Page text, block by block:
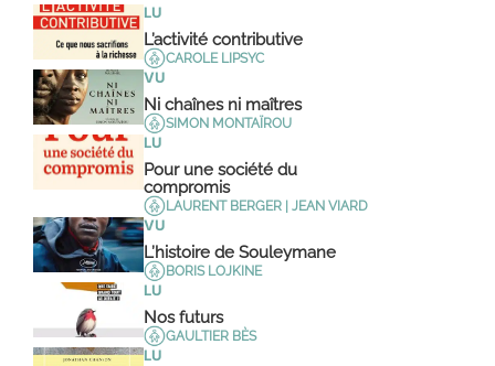
LU
L’activité contributive
CAROLE LIPSYC
VU
Ni chaînes ni maîtres
SIMON MONTAÏROU
LU
Pour une société du
compromis
LAURENT BERGER | JEAN VIARD
VU
L’histoire de Souleymane
BORIS LOJKINE
LU
Nos futurs
GAULTIER BÈS
LU